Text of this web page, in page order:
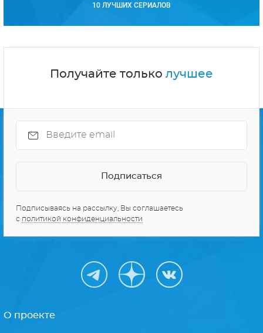
10 ЛУЧШИХ СЕРИАЛОВ
Получайте только лучшее
Подписываясь на рассылку, Вы соглашаетесь
с политикой конфиденциальности
О проекте